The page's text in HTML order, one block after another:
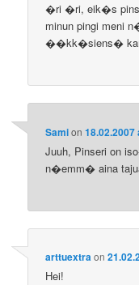
�ri �ri, eik�s
minun pingi meni
��kk�siens�
Samion18.02.2007
Juuh, Pinseri on
n�emm� aina
arttuextraon
Hei!